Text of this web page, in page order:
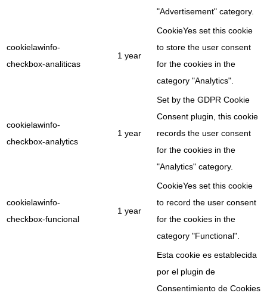
"Advertisement" category.
cookielawinfo-
checkbox-analiticas
1 year
CookieYes set this cookie
to store the user consent
for the cookies in the
category "Analytics".
cookielawinfo-
checkbox-analytics
1 year
Set by the GDPR Cookie
Consent plugin, this cookie
records the user consent
for the cookies in the
"Analytics" category.
cookielawinfo-
checkbox-funcional
1 year
CookieYes set this cookie
to record the user consent
for the cookies in the
category "Functional".
Esta cookie es establecida
por el plugin de
Consentimiento de Cookies